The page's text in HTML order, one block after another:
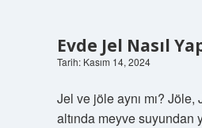
Evde Jel Nasıl
Tarih: Kasım 14, 2024
Jel ve jöle aynı mı? Jöle,
altında meyve suyundan